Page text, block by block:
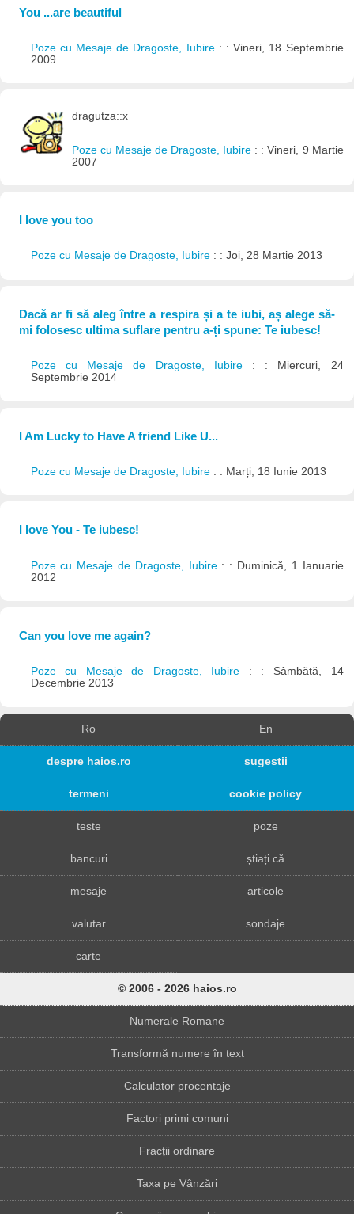
You ...are beautiful
Poze cu Mesaje de Dragoste, Iubire : : Vineri, 18 Septembrie
2009
dragutza::x
Poze cu Mesaje de Dragoste, Iubire : : Vineri, 9 Martie
2007
I love you too
Poze cu Mesaje de Dragoste, Iubire : : Joi, 28 Martie 2013
Dacă ar fi să aleg între a respira și a te iubi, aș alege să-
mi folosesc ultima suflare pentru a-ți spune: Te iubesc!
Poze cu Mesaje de Dragoste, Iubire : : Miercuri, 24
Septembrie 2014
I Am Lucky to Have A friend Like U...
Poze cu Mesaje de Dragoste, Iubire : : Marți, 18 Iunie 2013
I love You - Te iubesc!
Poze cu Mesaje de Dragoste, Iubire : : Duminică, 1 Ianuarie
2012
Can you love me again?
Poze cu Mesaje de Dragoste, Iubire : : Sâmbătă, 14
Decembrie 2013
Ro En
despre haios.ro sugestii
termeni cookie policy
teste poze
bancuri știați că
mesaje articole
valutar sondaje
carte
© 2006 - 2026 haios.ro
Numerale Romane
Transformă numere în text
Calculator procentaje
Factori primi comuni
Fracții ordinare
Taxa pe Vânzări